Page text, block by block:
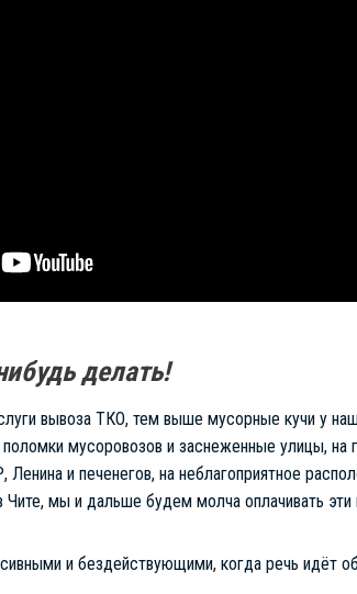
делать!
вывоза ТКО, тем выше мусорные кучи у
мусоровозов и заснеженные улицы, на
и печенегов, на неблагоприятное
Чите, мы и дальше будем молча оплачивать
и бездействующими, когда речь идёт